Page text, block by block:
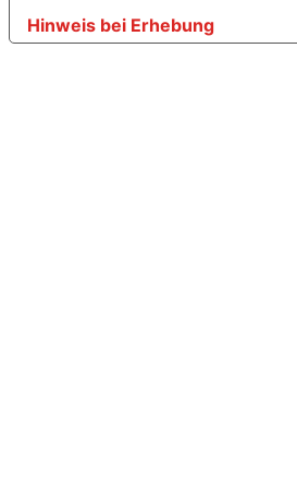
Hinweis bei Erhebung